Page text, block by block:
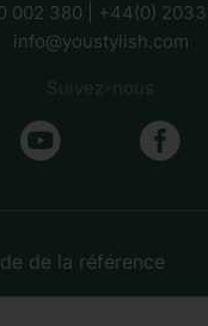
002 380 | +44(0)
info@youstylish.com
Suivez-nous
de la référence